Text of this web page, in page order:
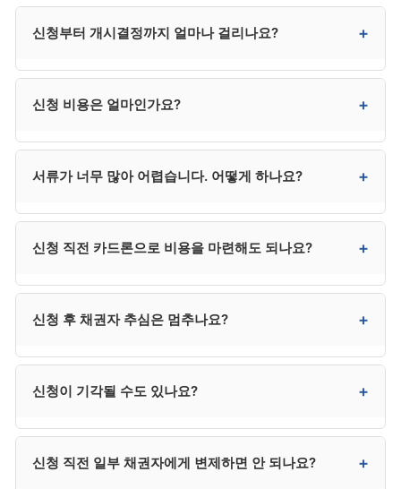
작성이 매우 복잡해 대부분 대리인을 선임합니다. 사건이
있습니다.
신청부터 개시결정까지 얼마나 걸리나요? +
복잡하면 4개월 이상 걸릴 수도 있습니다.
신청 비용은 얼마인가요? +
원으로 총 320만~430만 원 수준입니다. 법무사는
추가 선임이 필요할 수 있습니다.
서류가 너무 많아 어렵습니다. 어떻게 하나요? +
안내하고 일부는 대리 발급해줍니다. 본인은 신분증·통장
준비하면 됩니다.
신청 직전 카드론으로 비용을 마련해도 되나요? +
수 있어 면책에 영향을 줍니다. 사무소 분납, 카드 무이자
신청 후 채권자 추심은 멈추나요? +
정지됩니다. 추심이 임박한 경우 신청과 동시에
신청이 기각될 수도 있나요? +
발생 사유 부적절 등이 기각 사유입니다. 사유를 보완해
신청 직전 일부 채권자에게 변제하면 안 되나요? +